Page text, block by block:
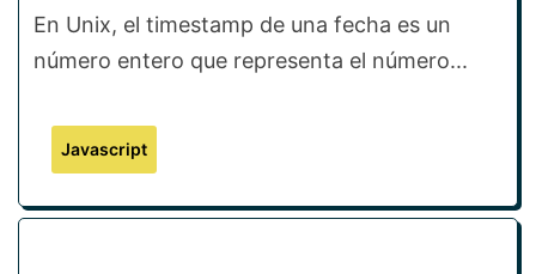
En Unix, el timestamp de una fecha es un
número entero que representa el número...
Javascript